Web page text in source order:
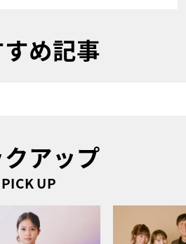
め記事
アップ
PICK UP